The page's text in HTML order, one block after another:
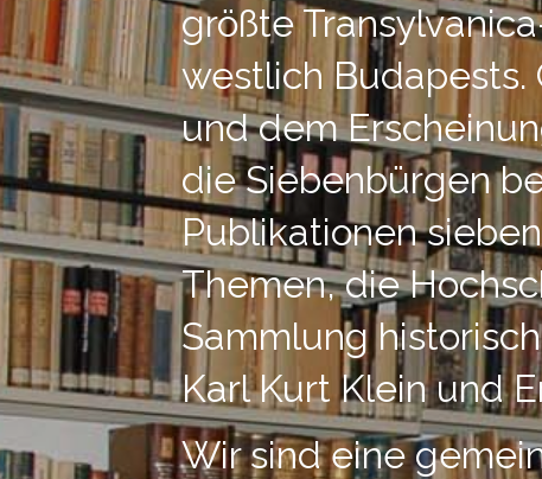
größte
westlich Budapests.
und dem
die Siebenbürgen
Publikationen
Themen, die
Sammlung
Karl Kurt Klein und
Wir sind eine